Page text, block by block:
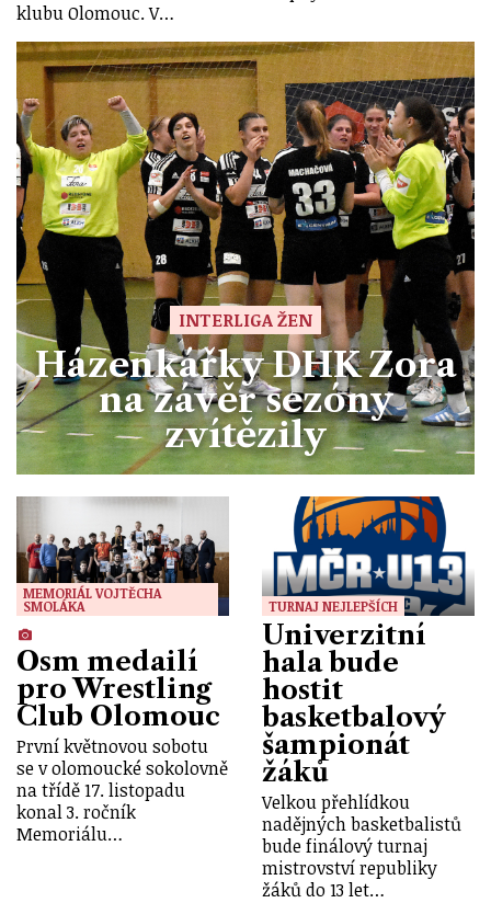
klubu Olomouc. V…
INTERLIGA ŽEN
Házenkářky DHK Zora
na závěr sezóny
zvítězily
MEMORIÁL VOJTĚCHA
SMOLÁKA
Osm medailí
pro Wrestling
Club Olomouc
První květnovou sobotu
se v olomoucké sokolovně
na třídě 17. listopadu
konal 3. ročník
Memoriálu…
TURNAJ NEJLEPŠÍCH
Univerzitní
hala bude
hostit
basketbalový
šampionát
žáků
Velkou přehlídkou
nadějných basketbalistů
bude finálový turnaj
mistrovství republiky
žáků do 13 let…